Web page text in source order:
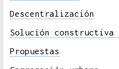
Descentralización
Solución constructiva
Propuestas